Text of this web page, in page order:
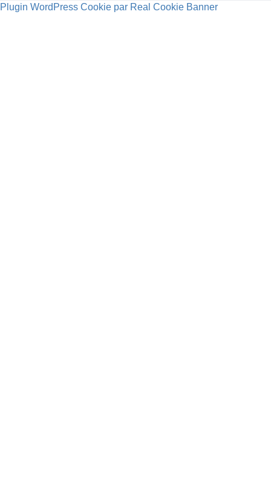
Plugin WordPress Cookie par Real Cookie Banner